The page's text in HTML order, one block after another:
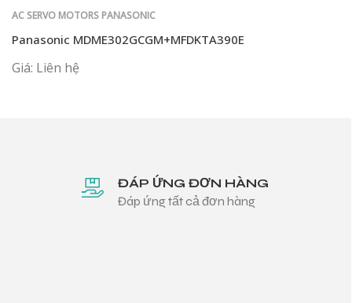
AC SERVO MOTORS PANASONIC
Panasonic MDME302GCGM+MFDKTA390E
Giá: Liên hệ
ĐÁP ỨNG ĐƠN HÀNG
Đáp ứng tất cả đơn hàng